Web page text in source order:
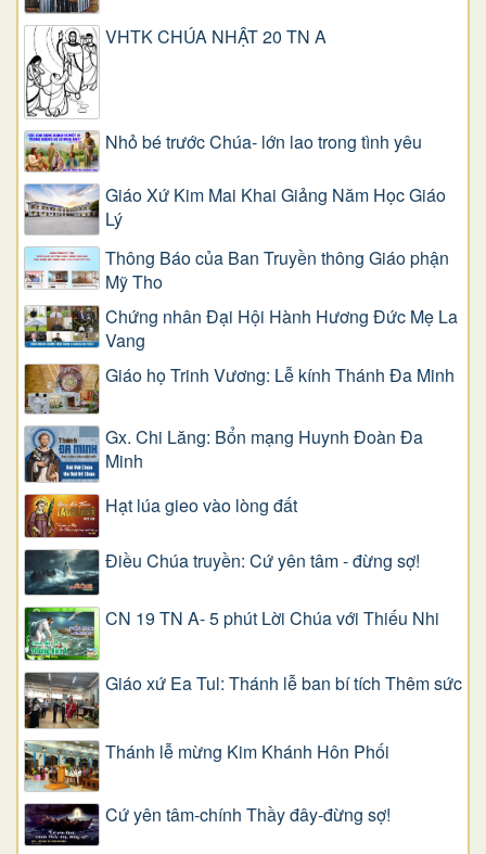
VHTK CHÚA NHẬT 20 TN A
Nhỏ bé trước Chúa- lớn lao trong tình yêu
Giáo Xứ Kim Mai Khai Giảng Năm Học Giáo
Lý
Thông Báo của Ban Truyền thông Giáo phận
Mỹ Tho
Chứng nhân Đại Hội Hành Hương Đức Mẹ La
Vang
Giáo họ Trinh Vương: Lễ kính Thánh Đa Minh
Gx. Chi Lăng: Bổn mạng Huynh Đoàn Đa
Minh
Hạt lúa gieo vào lòng đất
Điều Chúa truyền: Cứ yên tâm - đừng sợ!
CN 19 TN A- 5 phút Lời Chúa với Thiếu Nhi
Giáo xứ Ea Tul: Thánh lễ ban bí tích Thêm sức
Thánh lễ mừng Kim Khánh Hôn Phối
Cứ yên tâm-chính Thầy đây-đừng sợ!